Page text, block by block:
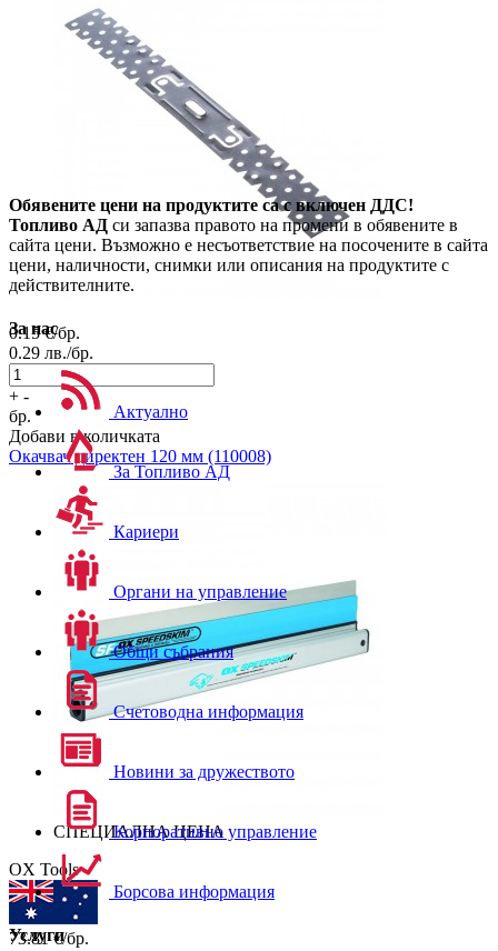
0.15 €/бр.
0.29 лв./бр.
+ -
бр.
Добави в количката
Окачвач директен 120 мм (110008)
СПЕЦИАЛНА ЦЕНА
OX Tools
73.81 €/бр.
Обявените цени на продуктите са с включен ДДС!
Топливо АД си запазва правото на промени в обявените в
сайта цени. Възможно е несъответствие на посочените в сайта
цени, наличности, снимки или описания на продуктите с
действителните.
За нас
Актуално
За Топливо АД
Кариери
Органи на управление
Общи събрания
Счетоводна информация
Новини за дружеството
Корпоративно управление
Борсова информация
Услуги